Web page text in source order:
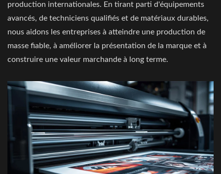
production internationales. En tirant parti d'équipements
avancés, de techniciens qualifiés et de matériaux durables,
nous aidons les entreprises à atteindre une production de
masse fiable, à améliorer la présentation de la marque et à
construire une valeur marchande à long terme.